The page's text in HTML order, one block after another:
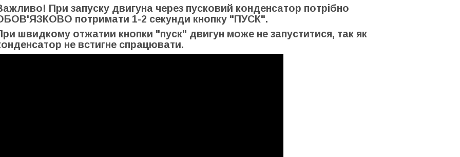
При запуску двигуна через пусковий конденсатор потрібно
потримати 1-2 секунди кнопку "ПУСК".
швидкому отжатии кнопки "пуск" двигун може не запуститися, так як
не встигне спрацювати.